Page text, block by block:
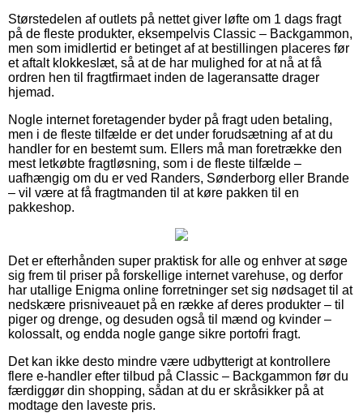
Størstedelen af outlets på nettet giver løfte om 1 dags fragt
på de fleste produkter, eksempelvis Classic – Backgammon,
men som imidlertid er betinget af at bestillingen placeres før
et aftalt klokkeslæt, så at de har mulighed for at nå at få
ordren hen til fragtfirmaet inden de lageransatte drager
hjemad.
Nogle internet foretagender byder på fragt uden betaling,
men i de fleste tilfælde er det under forudsætning af at du
handler for en bestemt sum. Ellers må man foretrække den
mest letkøbte fragtløsning, som i de fleste tilfælde –
uafhængig om du er ved Randers, Sønderborg eller Brande
– vil være at få fragtmanden til at køre pakken til en
pakkeshop.
Det er efterhånden super praktisk for alle og enhver at søge
sig frem til priser på forskellige internet varehuse, og derfor
har utallige Enigma online forretninger set sig nødsaget til at
nedskære prisniveauet på en række af deres produkter – til
piger og drenge, og desuden også til mænd og kvinder –
kolossalt, og endda nogle gange sikre portofri fragt.
Det kan ikke desto mindre være udbytterigt at kontrollere
flere e-handler efter tilbud på Classic – Backgammon før du
færdiggør din shopping, sådan at du er skråsikker på at
modtage den laveste pris.